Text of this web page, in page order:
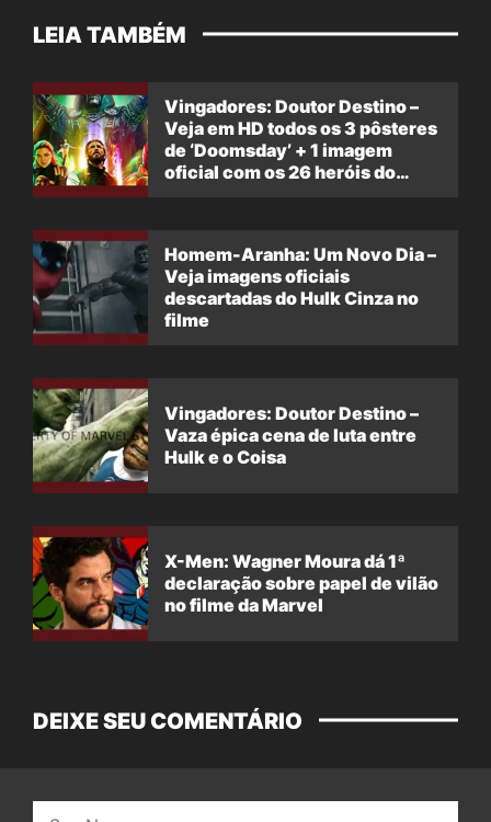
LEIA TAMBÉM
Vingadores: Doutor Destino –
Veja em HD todos os 3 pôsteres
de ‘Doomsday’ + 1 imagem
oficial com os 26 heróis do
Homem-Aranha: Um Novo Dia –
Veja imagens oficiais
descartadas do Hulk Cinza no
filme
Vingadores: Doutor Destino –
Vaza épica cena de luta entre
Hulk e o Coisa
X-Men: Wagner Moura dá 1ª
declaração sobre papel de vilão
no filme da Marvel
DEIXE SEU COMENTÁRIO